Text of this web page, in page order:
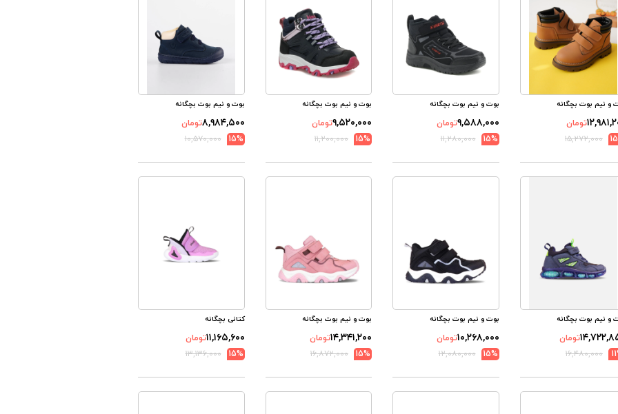
و نیم بوت بچگانه
تومان
۱۵,۲۷۲,۰۰۰
بوت و نیم بوت بچگانه
۹,۵۸۸,۰۰۰تومان
15%
۱۱,۲۸۰,۰۰۰
بوت و نیم بوت بچگانه
۹,۵۲۰,۰۰۰تومان
15%
۱۱,۲۰۰,۰۰۰
بوت و نیم بوت بچگانه
۸,۹۸۴,۵۰۰تومان
15%
۱۰,۵۷۰,۰۰۰
و نیم بوت بچگانه
تومان
۱۶,۴۸۰,۰۰۰
بوت و نیم بوت بچگانه
۱۰,۲۶۸,۰۰۰تومان
15%
۱۲,۰۸۰,۰۰۰
بوت و نیم بوت بچگانه
۱۴,۳۴۱,۲۰۰تومان
15%
۱۶,۸۷۲,۰۰۰
کتانی بچگانه
۱۱,۱۶۵,۶۰۰تومان
15%
۱۳,۱۳۶,۰۰۰